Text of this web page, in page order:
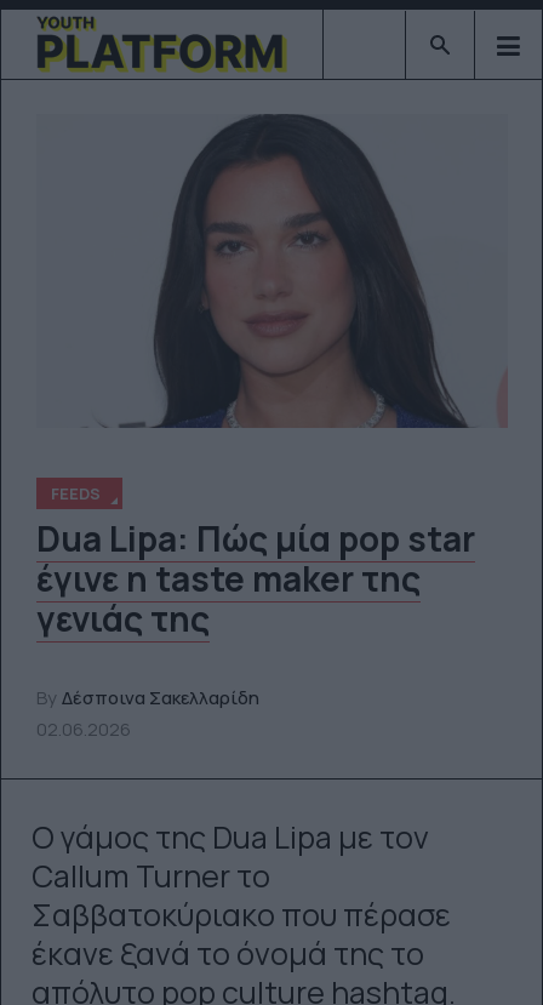
Type 2 or
FEEDS
Dua Lipa: Πώς μία pop star
έγινε η taste maker της
γενιάς της
By Δέσποινα Σακελλαρίδη
02.06.2026
Ο γάμος της Dua Lipa με τον
Callum Turner το
Σαββατοκύριακο που πέρασε
έκανε ξανά το όνομά της το
απόλυτο pop culture hashtag.